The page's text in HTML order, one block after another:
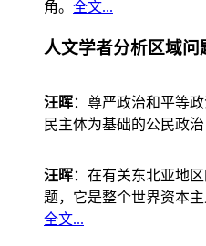
角。 全文...
人文学者分析区域问
汪晖：尊严政治和平等
民主体为基础的公民政
汪晖：在有关东北亚地
题，它是整个世界资本
全文...